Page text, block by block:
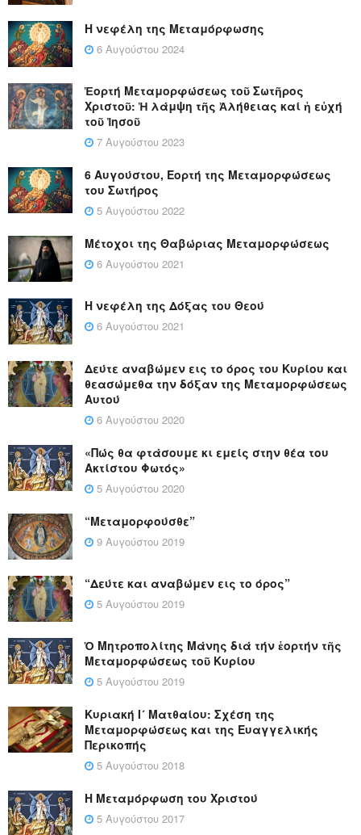
Η νεφέλη της Μεταμόρφωσης
6 Αυγούστου 2024
Ἑορτή Μεταμορφώσεως τοῦ Σωτῆρος
Χριστοῦ: Ἡ λάμψη τῆς Ἀλήθειας καί ἡ εὐχή
τοῦ Ἰησοῦ
7 Αυγούστου 2023
6 Αυγούστου, Εορτή της Μεταμορφώσεως
του Σωτήρος
5 Αυγούστου 2022
Μέτοχοι της Θαβώριας Μεταμορφώσεως
6 Αυγούστου 2021
Η νεφέλη της Δόξας του Θεού
6 Αυγούστου 2021
Δεύτε αναβώμεν εις το όρος του Κυρίου και
θεασώμεθα την δόξαν της Μεταμορφώσεως
Αυτού
6 Αυγούστου 2020
«Πώς θα φτάσουμε κι εμείς στην θέα του
Ακτίστου Φωτός»
5 Αυγούστου 2020
“Μεταμορφούσθε”
9 Αυγούστου 2019
“Δεύτε και αναβώμεν εις το όρος”
5 Αυγούστου 2019
Ὁ Μητροπολίτης Μάνης διά τήν ἑορτήν τῆς
Μεταμορφώσεως τοῦ Κυρίου
5 Αυγούστου 2019
Κυριακή Ι´ Ματθαίου: Σχέση της
Μεταμορφώσεως και της Ευαγγελικής
Περικοπής
5 Αυγούστου 2018
Η Μεταμόρφωση του Χριστού
5 Αυγούστου 2017